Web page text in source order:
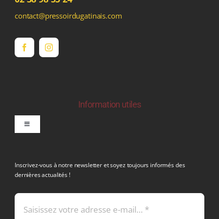
contact@pressoirdugatinais.com
Information utiles
Toggle
Mentions légales
Inscrivez-vous à notre newsletter et soyez toujours informés des
dernières actualités !